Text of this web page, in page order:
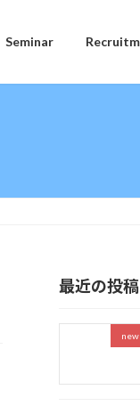
Seminar
最近の投稿